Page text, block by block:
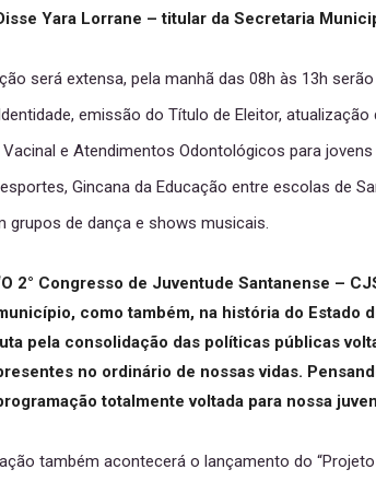
Yara Lorrane – titular da Secretaria
será extensa, pela manhã das 08h às 13h
emissão do Título de Eleitor,
e Atendimentos Odontológicos para
Gincana da Educação entre escolas de
grupos de dança e shows musicais.
2° Congresso de Juventude Santanense –
como também, na história do Estado
pela consolidação das políticas públicas
no ordinário de nossas vidas.
totalmente voltada para nossa
também acontecerá o lançamento do